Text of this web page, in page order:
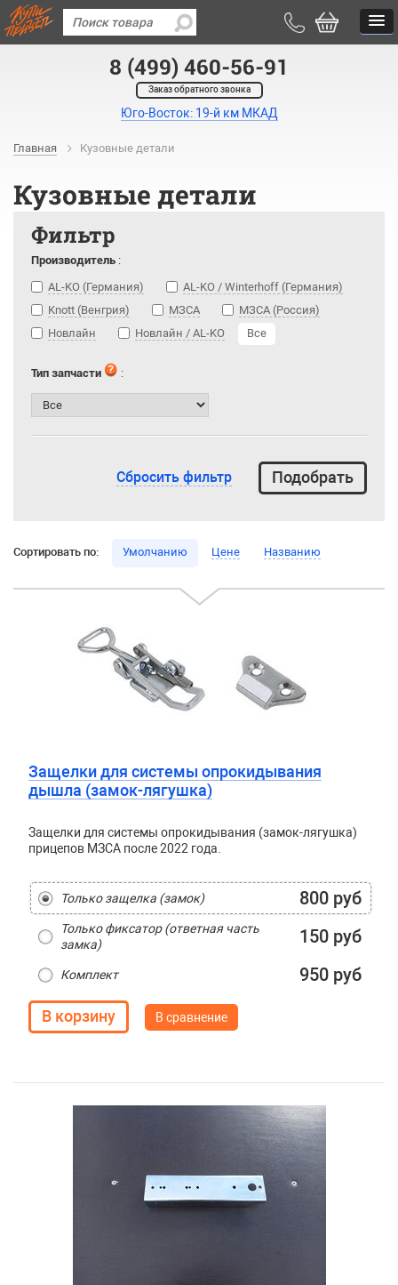
8 (499) 460-56-91
Заказ обратного звонка
Юго-Восток: 19-й км МКАД
Главная Кузовные детали
Кузовные детали
Фильтр
Производитель :
AL-KO (Германия)
AL-KO / Winterhoff (Германия)
Knott (Венгрия)
МЗСА
МЗСА (Россия)
Новлайн
Новлайн / AL-KO Все
Тип запчасти :
Сбросить фильтр
Сортировать по: Умолчанию Цене Названию
Защелки для системы опрокидывания
дышла (замок-лягушка)
Защелки для системы опрокидывания (замок-лягушка)
прицепов МЗСА после 2022 года.
Только защелка (замок) 800 руб
Только фиксатор (ответная часть
замка)
150 руб
Комплект 950 руб
В сравнение